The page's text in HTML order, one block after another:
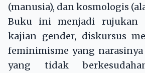
(manusia), dan kosmologis
Buku ini menjadi rujukan
kajian gender, diskursus
feminimisme yang
yang tidak